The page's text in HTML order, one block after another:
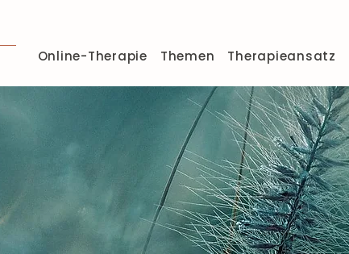
Online-Therapie Themen Therapieansatz